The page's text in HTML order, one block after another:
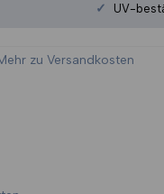
✓ UV-
zu Versandkosten